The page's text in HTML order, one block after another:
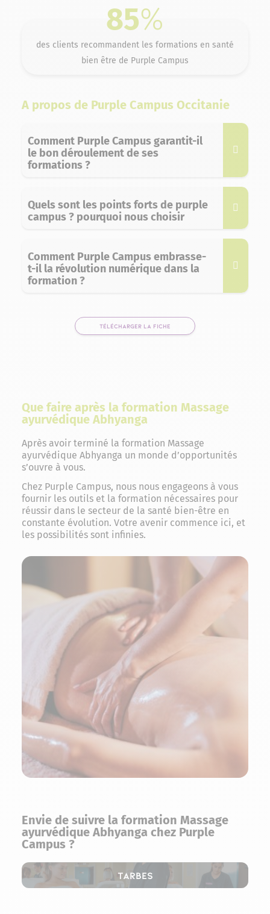
85%
des clients recommandent les formations en santé
bien être de Purple Campus
A propos de Purple Campus Occitanie
Comment Purple Campus garantit-il
le bon déroulement de ses
formations ?
Quels sont les points forts de purple
campus ? pourquoi nous choisir
Comment Purple Campus embrasse-
t-il la révolution numérique dans la
formation ?
TÉLÉCHARGER LA FICHE
Que faire après la formation Massage
ayurvédique Abhyanga
Après avoir terminé la formation Massage
ayurvédique Abhyanga un monde d’opportunités
s’ouvre à vous.
Chez Purple Campus, nous nous engageons à vous
fournir les outils et la formation nécessaires pour
réussir dans le secteur de la santé bien-être en
constante évolution. Votre avenir commence ici, et
les possibilités sont infinies.
Envie de suivre la formation Massage
ayurvédique Abhyanga chez Purple
Campus ?
Tarbes